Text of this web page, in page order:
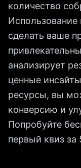
количество
сделать ваше
анализирует
ценные
ресурсы, вы
конверсию и
Попробуйте
первый квиз за